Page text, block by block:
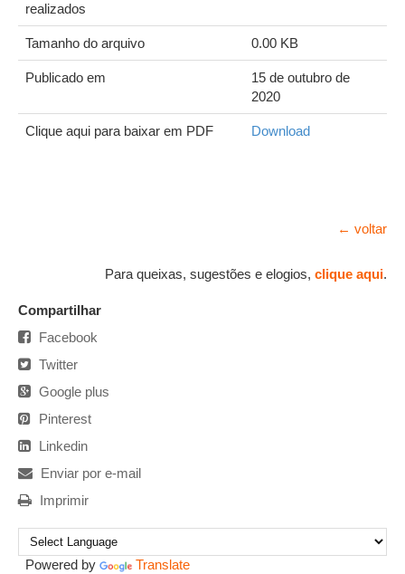
realizados
Tamanho do arquivo 0.00 KB
Publicado em
15 de outubro de
2020
Clique aqui para baixar em PDF Download
← voltar
Para queixas, sugestões e elogios, clique aqui.
Compartilhar
Facebook
Twitter
Google plus
Pinterest
Linkedin
Enviar por e-mail
Imprimir
Powered by Translate